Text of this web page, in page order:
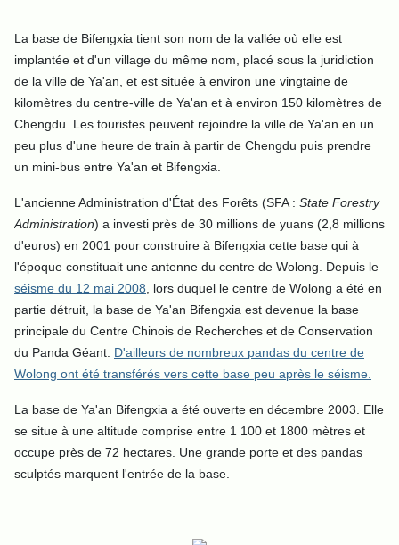
La base de Bifengxia tient son nom de la vallée où elle est
implantée et d'un village du même nom, placé sous la juridiction
de la ville de Ya'an, et est située à environ une vingtaine de
kilomètres du centre-ville de Ya'an et à environ 150 kilomètres de
Chengdu. Les touristes peuvent rejoindre la ville de Ya'an en un
peu plus d'une heure de train à partir de Chengdu puis prendre
un mini-bus entre Ya'an et Bifengxia.
L'ancienne Administration d'État des Forêts (SFA : State Forestry
Administration) a investi près de 30 millions de yuans (2,8 millions
d'euros) en 2001 pour construire à Bifengxia cette base qui à
l'époque constituait une antenne du centre de Wolong. Depuis le
séisme du 12 mai 2008 , lors duquel le centre de Wolong a été en
partie détruit, la base de Ya'an Bifengxia est devenue la base
principale du Centre Chinois de Recherches et de Conservation
du Panda Géant. D'ailleurs de nombreux pandas du centre de
Wolong ont été transférés vers cette base peu après le séisme.
La base de Ya'an Bifengxia a été ouverte en décembre 2003. Elle
se situe à une altitude comprise entre 1 100 et 1800 mètres et
occupe près de 72 hectares. Une grande porte et des pandas
sculptés marquent l'entrée de la base.